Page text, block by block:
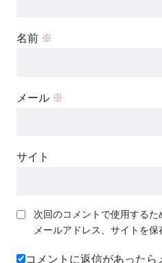
名前 ※
メール ※
サイト
次回のコメントで使用するた
メールアドレス、サイトを保
コメントに返信があったら